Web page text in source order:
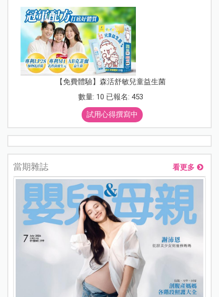
【免費體驗】森活舒敏兒童益生菌
數量: 10 已報名: 453
試用心得撰寫中
當期雜誌 看更多